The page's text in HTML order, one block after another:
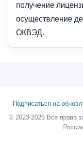
получение
осуществление
ОКВЭД.
Подписаться на
© 2023-2026 Все права